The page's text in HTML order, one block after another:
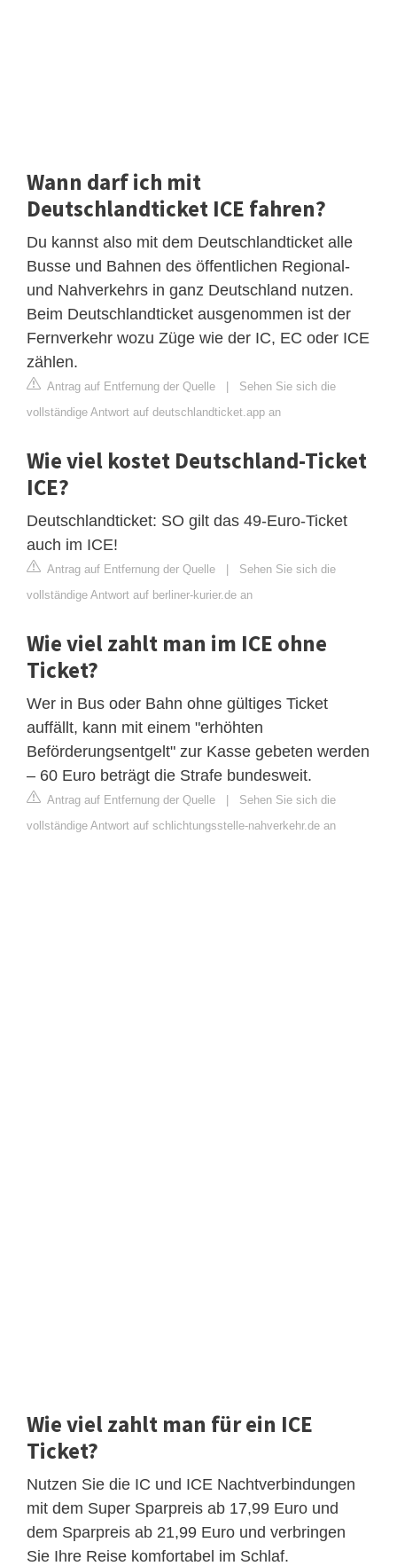
Wann darf ich mit
Deutschlandticket ICE fahren?
Du kannst also mit dem Deutschlandticket alle
Busse und Bahnen des öffentlichen Regional-
und Nahverkehrs in ganz Deutschland nutzen.
Beim Deutschlandticket ausgenommen ist der
Fernverkehr wozu Züge wie der IC, EC oder ICE
zählen.
Antrag auf Entfernung der Quelle | Sehen Sie sich die
vollständige Antwort auf deutschlandticket.app an
Wie viel kostet Deutschland-Ticket
ICE?
Deutschlandticket: SO gilt das 49-Euro-Ticket
auch im ICE!
Antrag auf Entfernung der Quelle | Sehen Sie sich die
vollständige Antwort auf berliner-kurier.de an
Wie viel zahlt man im ICE ohne
Ticket?
Wer in Bus oder Bahn ohne gültiges Ticket
auffällt, kann mit einem "erhöhten
Beförderungsentgelt" zur Kasse gebeten werden
– 60 Euro beträgt die Strafe bundesweit.
Antrag auf Entfernung der Quelle | Sehen Sie sich die
vollständige Antwort auf schlichtungsstelle-nahverkehr.de an
Wie viel zahlt man für ein ICE
Ticket?
Nutzen Sie die IC und ICE Nachtverbindungen
mit dem Super Sparpreis ab 17,99 Euro und
dem Sparpreis ab 21,99 Euro und verbringen
Sie Ihre Reise komfortabel im Schlaf.